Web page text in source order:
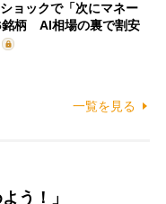
ョックで「次にマネー
銘柄 AI相場の裏で割安
一覧を見る
う！」